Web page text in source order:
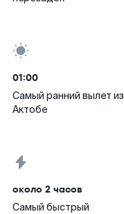
01:00
Самый ранний вылет из
Актобе
около 2 часов
Самый быстрый